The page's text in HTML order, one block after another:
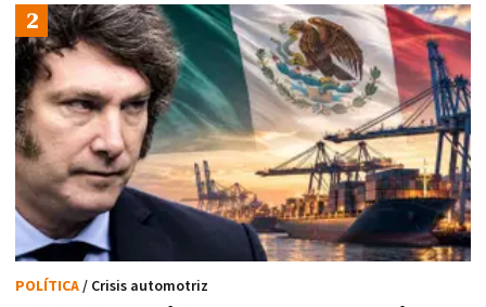
POLÍTICA/ Crisis automotriz